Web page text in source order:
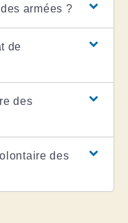
armées ?
de
des
des